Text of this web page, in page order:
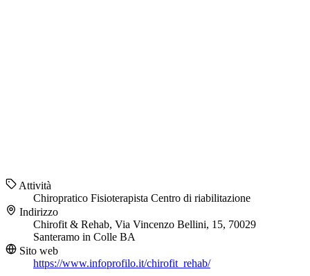
Attività
Chiropratico Fisioterapista Centro di riabilitazione
Indirizzo
Chirofit & Rehab, Via Vincenzo Bellini, 15, 70029
Santeramo in Colle BA
Sito web
https://www.infoprofilo.it/chirofit_rehab/